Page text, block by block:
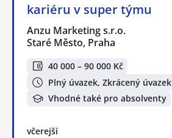
kariéru v super týmu
Anzu Marketing s.r.o.
Staré Město, Praha
40 000 – 90 000 Kč
Plný úvazek, Zkrácený úvazek
Vhodné také pro absolventy
včerejší